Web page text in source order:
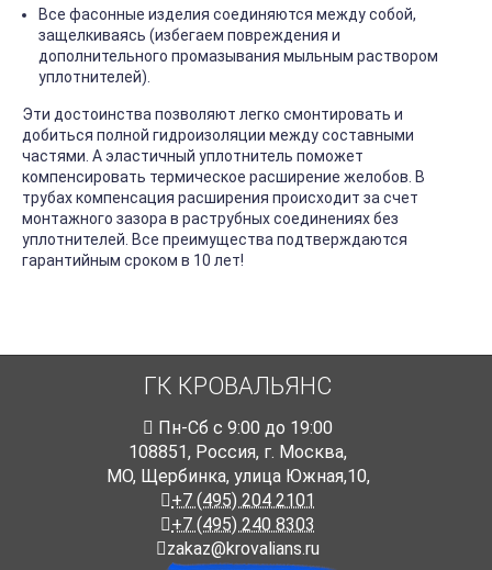
Все фасонные изделия соединяются между собой,
защелкиваясь (избегаем повреждения и
дополнительного промазывания мыльным раствором
уплотнителей).
Эти достоинства позволяют легко смонтировать и
добиться полной гидроизоляции между составными
частями. А эластичный уплотнитель поможет
компенсировать термическое расширение желобов. В
трубах компенсация расширения происходит за счет
монтажного зазора в раструбных соединениях без
уплотнителей. Все преимущества подтверждаются
гарантийным сроком в 10 лет!
ГК КРОВАЛЬЯНС
Пн-Cб с 9:00 до 19:00
108851, Россия, г. Москва,
МО, Щербинка, улица Южная,10,
+7 (495) 204 2101
+7 (495) 240 8303
zakaz@krovalians.ru